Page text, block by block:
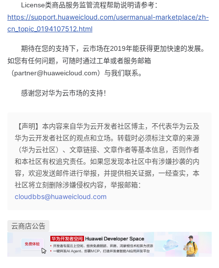
注
开
者
我
的
课
我
的
我
的
Programs
我
支
的
技
术
持
我
的
云
建
License类商品服务监管流程帮助说明请参考：
https://support.huaweicloud.com/usermanual-marketplace/zh-
cn_topic_0194107512.html
期待在您的支持下，云市场在2019年能获得更加快速的发展。
如您有任何问题，可随时通过工单或者服务邮箱
（partner@huaweicloud.com）与我们联系。
感谢您对华为云市场的支持！
【声明】本内容来自华为云开发者社区博主，不代表华为云及
华为云开发者社区的观点和立场。转载时必须标注文章的来源
（华为云社区）、文章链接、文章作者等基本信息，否则作者
和本社区有权追究责任。如果您发现本社区中有涉嫌抄袭的内
容，欢迎发送邮件进行举报，并提供相关证据，一经查实，本
社区将立刻删除涉嫌侵权内容，举报邮箱：
cloudbbs@huaweicloud.com
云商店公告